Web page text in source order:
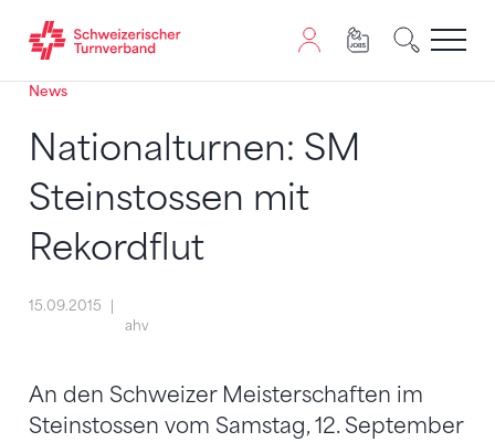
Zum Inhalt springen
Zur Sitemap navigieren
Zum Navigieren dieser Seite wird JavaScript benötigt.
News
Nationalturnen: SM
Steinstossen mit
Rekordflut
15.09.2015
ahv
An den Schweizer Meisterschaften im
Steinstossen vom Samstag, 12. September